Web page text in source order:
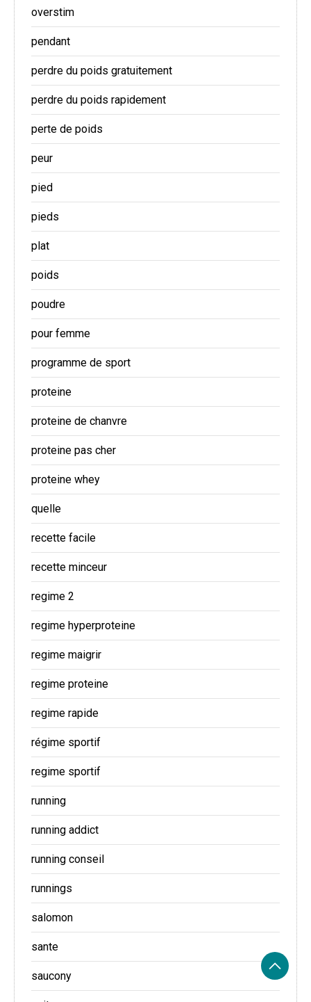
overstim
pendant
perdre du poids gratuitement
perdre du poids rapidement
perte de poids
peur
pied
pieds
plat
poids
poudre
pour femme
programme de sport
proteine
proteine de chanvre
proteine pas cher
proteine whey
quelle
recette facile
recette minceur
regime 2
regime hyperproteine
regime maigrir
regime proteine
regime rapide
régime sportif
regime sportif
running
running addict
running conseil
runnings
salomon
sante
saucony